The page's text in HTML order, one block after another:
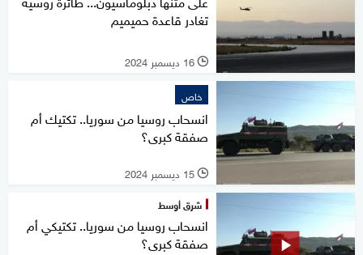
تغادر قاعدة حميميم
l 16 ديسمبر 2024
خاص
انسحاب روسيا من سوريا.. تكتيك أم
صفقة كبرى؟
l 15 ديسمبر 2024
شرق أوسط
انسحاب روسيا من سوريا.. تكتيكي أم
صفقة كبرى؟